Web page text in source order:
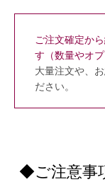
ご注文確定から
す（数量やオ
大量注文や、
ださい。
◆ご注意事